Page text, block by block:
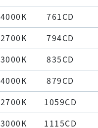
4000K 761CD
2700K 794CD
3000K 835CD
4000K 879CD
2700K 1059CD
3000K 1115CD